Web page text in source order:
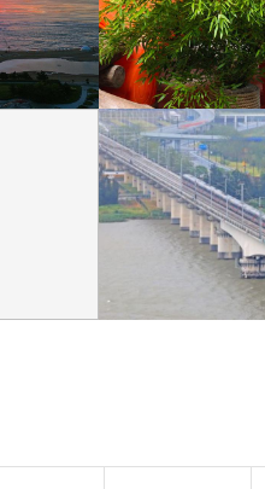
江苏南通：大熊
8月9日，江苏南通，